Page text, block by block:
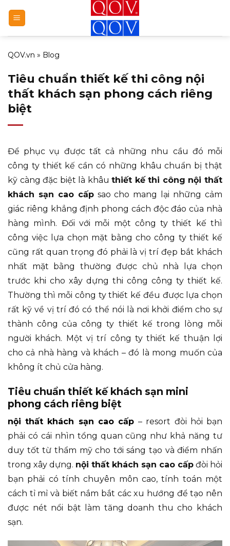
qua
nội
dung
QOV.vn » Blog
Tiêu chuẩn thiết kế thi công nội
thất khách sạn phong cách riêng
biệt
Để phục vụ được tất cả những nhu cầu đó mỗi
công ty thiết kế cần có những khâu chuẩn bị thật
kỹ càng đặc biệt là khâuthiết kế thi công nội thất
khách sạn cao cấpsao cho mang lại những cảm
giác riêng khẳng định phong cách độc đáo của nhà
hàng mình. Đối với mỗi một công ty thiết kế thì
công việc lựa chọn mặt bằng cho công ty thiết kế
cũng rất quan trọng đó phải là vị trí đẹp bắt khách
nhất mặt bằng thường được chủ nhà lựa chọn
trước khi cho xây dựng thi công công ty thiết kế.
Thường thì mỗi công ty thiết kế đều được lựa chọn
rất kỹ về vị trí đó có thể nói là nơi khởi điểm cho sự
thành công của công ty thiết kế trong lòng mỗi
người khách. Một vị trí công ty thiết kế thuận lợi
cho cả nhà hàng và khách – đó là mong muốn của
không ít chủ cửa hàng.
Tiêu chuẩn thiết kế khách sạn mini
phong cách riêng biệt
nội thất khách sạn cao cấp – resort đòi hỏi bạn
phải có cái nhìn tổng quan cũng như khả năng tư
duy tốt từ thẩm mỹ cho tới sáng tạo và điểm nhấn
trong xây dựng. nội thất khách sạn cao cấp đòi hỏi
bạn phải có tính chuyên môn cao, tính toán một
cách tỉ mỉ và biết nắm bắt các xu hướng để tạo nên
được nét nổi bật làm tăng doanh thu cho khách
sạn.